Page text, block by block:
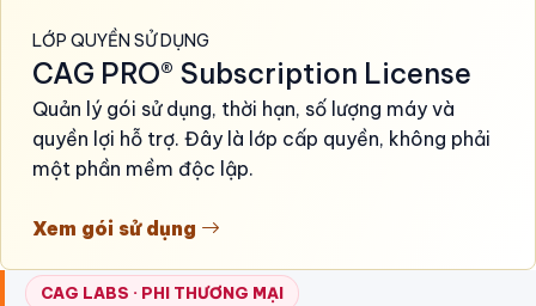
LỚP QUYỀN SỬ DỤNG
CAG PRO® Subscription License
Quản lý gói sử dụng, thời hạn, số lượng máy và
quyền lợi hỗ trợ. Đây là lớp cấp quyền, không phải
một phần mềm độc lập.
Xem gói sử dụng
CAG LABS · PHI THƯƠNG MẠI